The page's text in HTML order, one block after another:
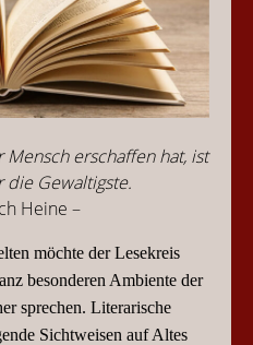
erschaffen hat, ist
Gewaltigste.
Heine –
möchte derLesekreis
besonderen Ambiente der
sprechen. Literarische
Sichtweisen auf Altes